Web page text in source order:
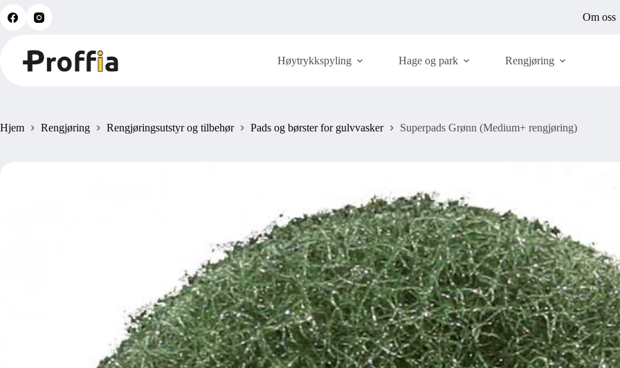
Om oss
Høytrykkspyling Hage og park Rengjøring
Hjem Rengjøring Rengjøringsutstyr og tilbehør Pads og børster for gulvvasker Superpads Grønn (Medium+ rengjøring)